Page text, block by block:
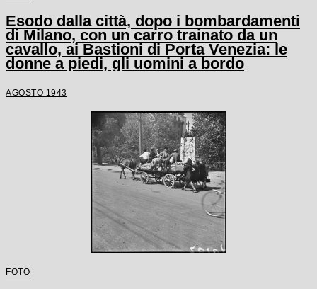
Esodo dalla città, dopo i bombardamenti
di Milano, con un carro trainato da un
cavallo, ai Bastioni di Porta Venezia: le
donne a piedi, gli uomini a bordo
AGOSTO 1943
FOTO